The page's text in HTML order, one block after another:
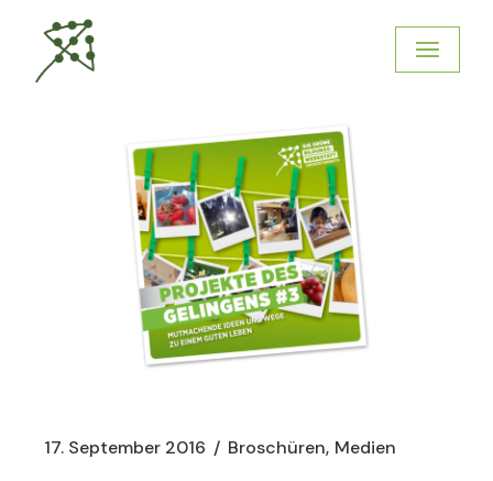
17. September 2016 Broschüren Medien